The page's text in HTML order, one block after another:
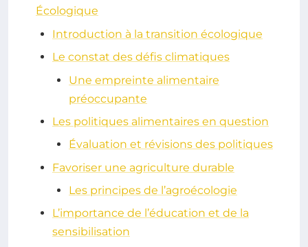
Écologique
Introduction à la transition écologique
Le constat des défis climatiques
Une empreinte alimentaire
préoccupante
Les politiques alimentaires en question
Évaluation et révisions des politiques
Favoriser une agriculture durable
Les principes de l’agroécologie
L’importance de l’éducation et de la
sensibilisation